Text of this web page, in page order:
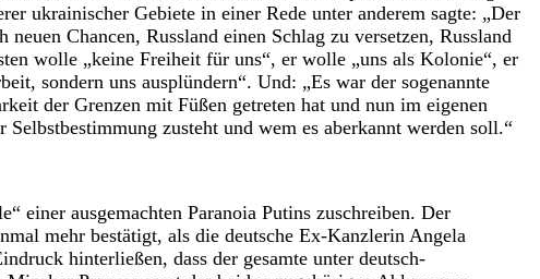
ukrainischer Gebiete in einer Rede unter anderem sagte: „Der
Chancen, Russland einen Schlag zu versetzen, Russland
wolle „keine Freiheit für uns“, er wolle „uns als Kolonie“, er
sondern uns ausplündern“. Und: „Es war der sogenannte
der Grenzen mit Füßen getreten hat und nun im eigenen
Selbstbestimmung zusteht und wem es aberkannt werden soll.“
einer ausgemachten Paranoia Putins zuschreiben. Der
mehr bestätigt, als die deutsche Ex-Kanzlerin Angela
hinterließen, dass der gesamte unter deutsch-